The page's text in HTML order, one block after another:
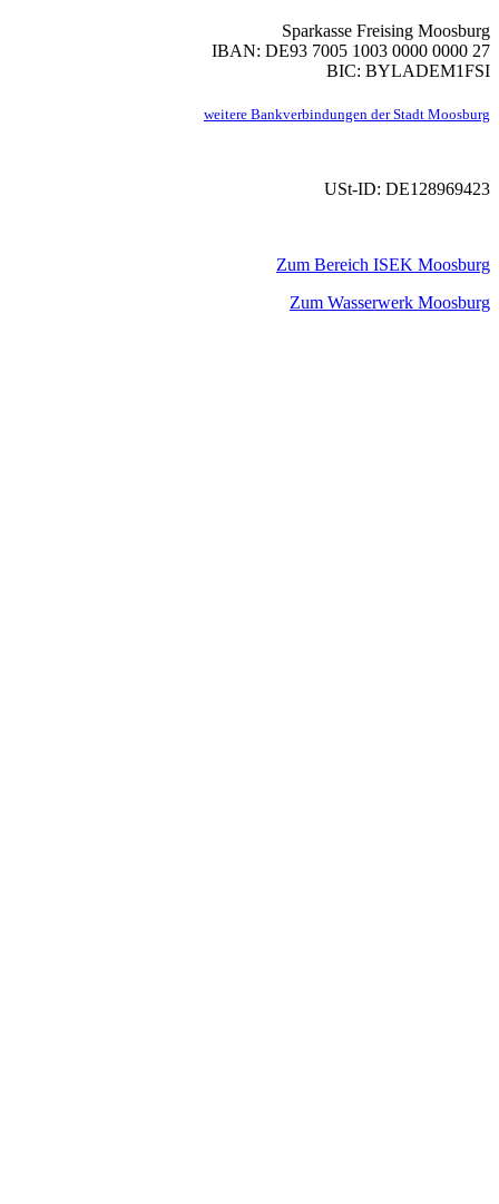
Sparkasse Freising Moosburg
IBAN: DE93 7005 1003 0000 0000 27
BIC: BYLADEM1FSI
weitere Bankverbindungen der Stadt Moosburg
USt-ID: DE128969423
Zum Bereich ISEK Moosburg
Zum Wasserwerk Moosburg